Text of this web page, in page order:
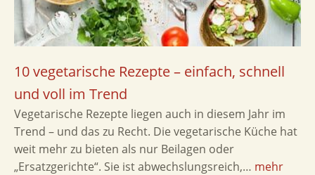
10 vegetarische Rezepte – einfach, schnell
und voll im Trend
Vegetarische Rezepte liegen auch in diesem Jahr im
Trend – und das zu Recht. Die vegetarische Küche hat
weit mehr zu bieten als nur Beilagen oder
„Ersatzgerichte“. Sie ist abwechslungsreich,… mehr